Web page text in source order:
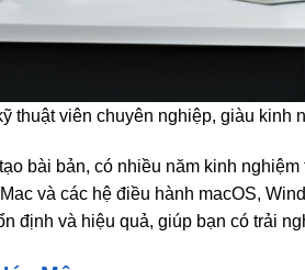
thuật viên chuyên nghiệp, giàu kinh
bài bản, có nhiều năm kinh
và các hệ điều hành macOS,
định và hiệu quả, giúp bạn có trải